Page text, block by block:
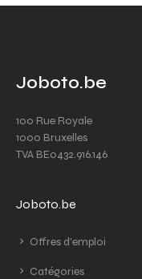
Joboto.be
100 Rue Royale
1000 Bruxelles
TVA BE0432.916.146
Joboto.be
Offres d'emploi
Catégories